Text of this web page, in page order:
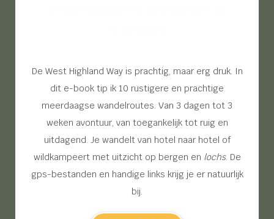
De West Highland Way is prachtig, maar erg druk. In
dit e-book tip ik 10 rustigere en prachtige
meerdaagse wandelroutes. Van 3 dagen tot 3
weken avontuur, van toegankelijk tot ruig en
uitdagend. Je wandelt van hotel naar hotel of
wildkampeert met uitzicht op bergen en lochs. De
gps-bestanden en handige links krijg je er natuurlijk
bij.